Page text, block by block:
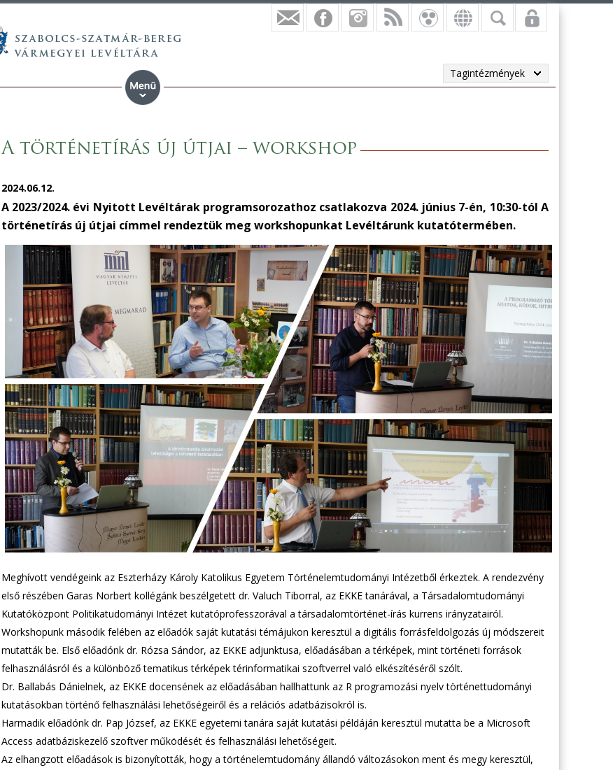
Tagintézmények
A történetírás új útjai – workshop
2024.06.12.
A 2023/2024. évi Nyitott Levéltárak programsorozathoz csatlakozva 2024. június 7-én, 10:30-tól A
történetírás új útjai címmel rendeztük meg workshopunkat Levéltárunk kutatótermében.
Meghívott vendégeink az Eszterházy Károly Katolikus Egyetem Történelemtudományi Intézetből érkeztek. A rendezvény
első részében Garas Norbert kollégánk beszélgetett dr. Valuch Tiborral, az EKKE tanárával, a Társadalomtudományi
Kutatóközpont Politikatudományi Intézet kutatóprofesszorával a társadalomtörténet-írás kurrens irányzatairól.
Workshopunk második felében az előadók saját kutatási témájukon keresztül a digitális forrásfeldolgozás új módszereit
mutatták be. Első előadónk dr. Rózsa Sándor, az EKKE adjunktusa, előadásában a térképek, mint történeti források
felhasználásról és a különböző tematikus térképek térinformatikai szoftverrel való elkészítéséről szólt.
Dr. Ballabás Dánielnek, az EKKE docensének az előadásában hallhattunk az R programozási nyelv történettudományi
kutatásokban történő felhasználási lehetőségeiről és a relációs adatbázisokról is.
Harmadik előadónk dr. Pap József, az EKKE egyetemi tanára saját kutatási példáján keresztül mutatta be a Microsoft
Access adatbáziskezelő szoftver működését és felhasználási lehetőségeit.
Az elhangzott előadások is bizonyították, hogy a történelemtudomány állandó változásokon ment és megy keresztül,